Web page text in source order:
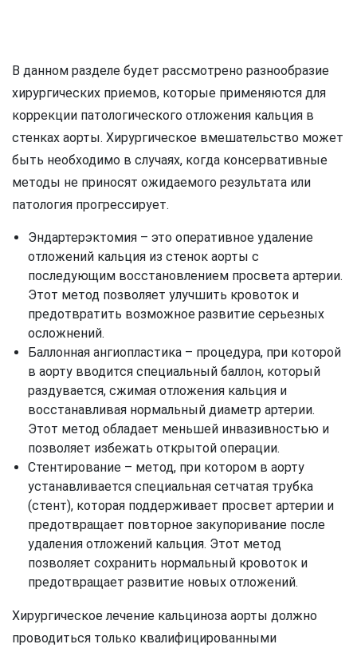
В данном разделе будет рассмотрено разнообразие
хирургических приемов, которые применяются для
коррекции патологического отложения кальция в
стенках аорты. Хирургическое вмешательство может
быть необходимо в случаях, когда консервативные
методы не приносят ожидаемого результата или
патология прогрессирует.
Эндартерэктомия – это оперативное удаление
отложений кальция из стенок аорты с
последующим восстановлением просвета артерии.
Этот метод позволяет улучшить кровоток и
предотвратить возможное развитие серьезных
осложнений.
Баллонная ангиопластика – процедура, при которой
в аорту вводится специальный баллон, который
раздувается, сжимая отложения кальция и
восстанавливая нормальный диаметр артерии.
Этот метод обладает меньшей инвазивностью и
позволяет избежать открытой операции.
Стентирование – метод, при котором в аорту
устанавливается специальная сетчатая трубка
(стент), которая поддерживает просвет артерии и
предотвращает повторное закупоривание после
удаления отложений кальция. Этот метод
позволяет сохранить нормальный кровоток и
предотвращает развитие новых отложений.
Хирургическое лечение кальциноза аорты должно
проводиться только квалифицированными